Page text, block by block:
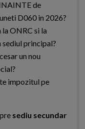
de
D060 in 2026?
la ONRC si la
sediul principal?
un nou
impozitul pe
sediu secundar